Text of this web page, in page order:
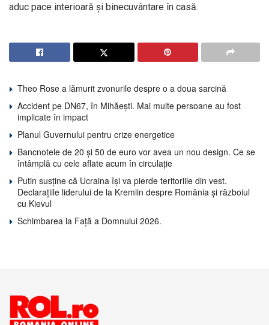
aduc pace interioară și binecuvântare în casă.
Theo Rose a lămurit zvonurile despre o a doua sarcină
Accident pe DN67, în Mihăești. Mai multe persoane au fost
implicate în impact
Planul Guvernului pentru crize energetice
Bancnotele de 20 și 50 de euro vor avea un nou design. Ce se
întâmplă cu cele aflate acum în circulație
Putin susține că Ucraina își va pierde teritoriile din vest.
Declarațiile liderului de la Kremlin despre România și războiul
cu Kievul
Schimbarea la Față a Domnului 2026.